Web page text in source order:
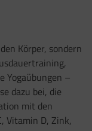
Körper, sondern
Yogaübungen –
dazu bei, die
mit den
Vitamin D, Zink,